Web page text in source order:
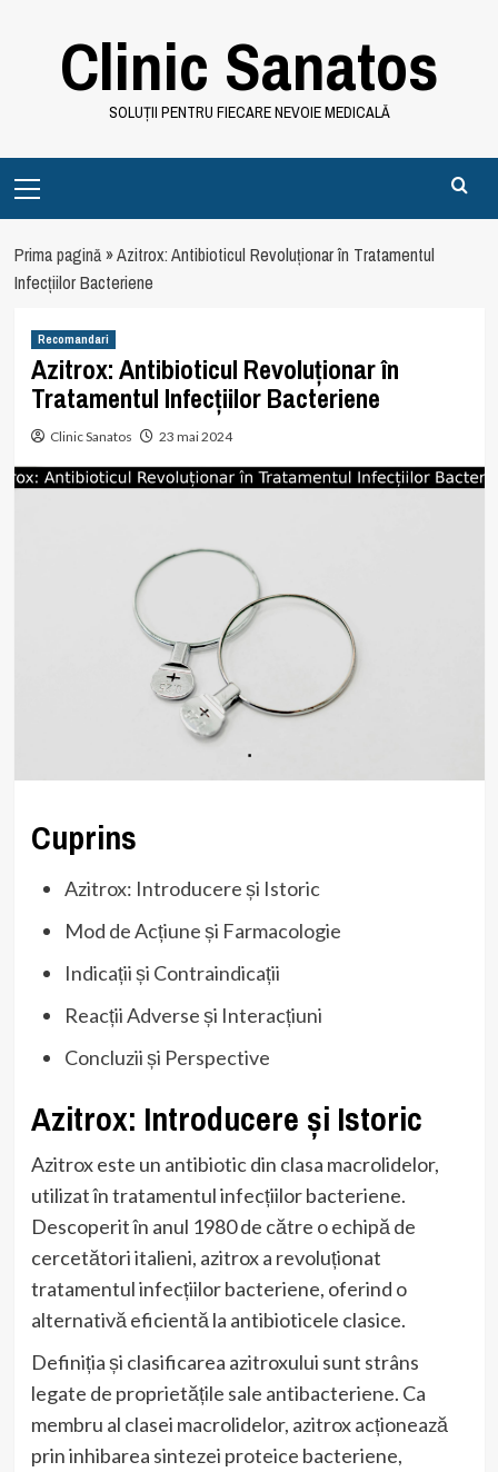
Clinic Sanatos
SOLUȚII PENTRU FIECARE NEVOIE MEDICALĂ
Menu
Prima pagină»Azitrox: Antibioticul Revoluționar în Tratamentul
Infecțiilor Bacteriene
Recomandari
Azitrox: Antibioticul Revoluționar în
Tratamentul Infecțiilor Bacteriene
Clinic Sanatos 23 mai 2024
Cuprins
Azitrox: Introducere și Istoric
Mod de Acțiune și Farmacologie
Indicații și Contraindicații
Reacții Adverse și Interacțiuni
Concluzii și Perspective
Azitrox: Introducere și Istoric
Azitrox este un antibiotic din clasa macrolidelor,
utilizat în tratamentul infecțiilor bacteriene.
Descoperit în anul 1980 de către o echipă de
cercetători italieni, azitrox a revoluționat
tratamentul infecțiilor bacteriene, oferind o
alternativă eficientă la antibioticele clasice.
Definiția și clasificarea azitroxului sunt strâns
legate de proprietățile sale antibacteriene. Ca
membru al clasei macrolidelor, azitrox acționează
prin inhibarea sintezei proteice bacteriene,